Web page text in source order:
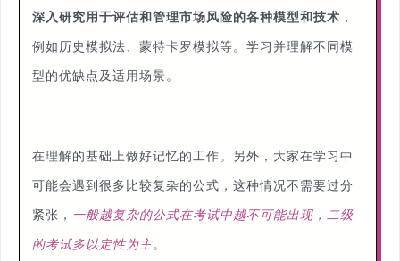
深入研究用于评估和管理市场风险的各种模型和技术 ，
例如历史模拟法、蒙特卡罗模拟等。学习并理解不同模
型的优缺点及适用场景。
在理解的基础上做好记忆的工作。另外，大家在学习中
可能会遇到很多比较复杂的公式，这种情况不需要过分
紧张， 一般越复杂的公式在考试中越不可能出现，二级
的考试多以定性为主。